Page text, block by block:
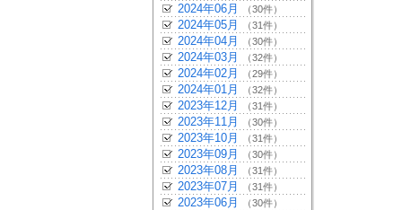
2024年06月 （30件）
2024年05月 （31件）
2024年04月 （30件）
2024年03月 （32件）
2024年02月 （29件）
2024年01月 （32件）
2023年12月 （31件）
2023年11月 （30件）
2023年10月 （31件）
2023年09月 （30件）
2023年08月 （31件）
2023年07月 （31件）
2023年06月 （30件）